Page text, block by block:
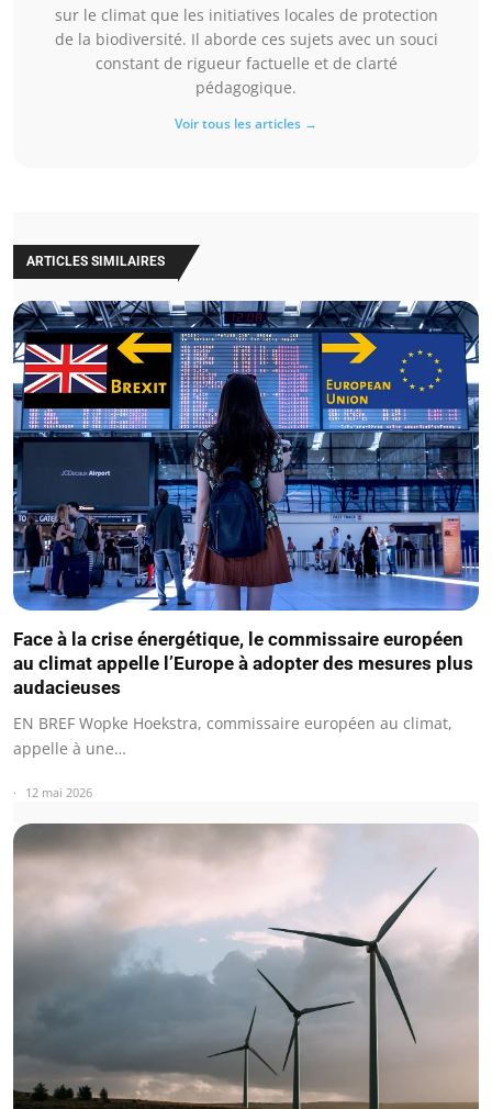
sur le climat que les initiatives locales de protection
de la biodiversité. Il aborde ces sujets avec un souci
constant de rigueur factuelle et de clarté
pédagogique.
Voir tous les articles →
ARTICLES SIMILAIRES
Face à la crise énergétique, le commissaire européen
au climat appelle l’Europe à adopter des mesures plus
audacieuses
EN BREF Wopke Hoekstra, commissaire européen au climat,
appelle à une…
12 mai 2026